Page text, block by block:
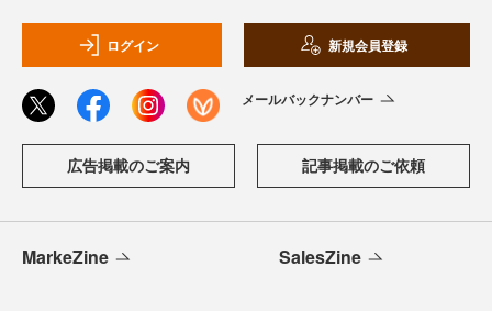
ログイン 新規会員登録
メールバックナンバー
広告掲載のご案内 記事掲載のご依頼
MarkeZine SalesZine